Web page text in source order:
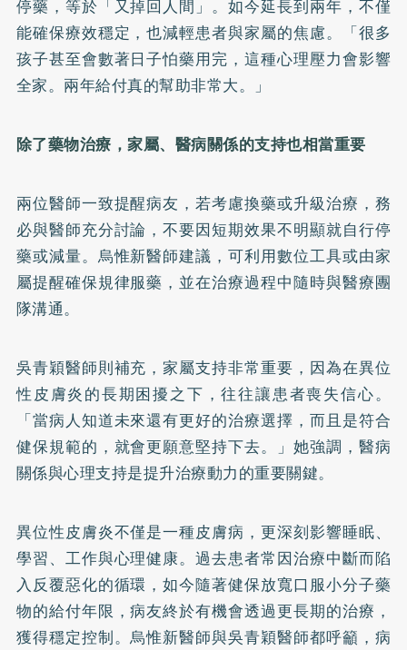
停藥，等於「又掉回人間」。如今延長到兩年，不僅
能確保療效穩定，也減輕患者與家屬的焦慮。「很多
孩子甚至會數著日子怕藥用完，這種心理壓力會影響
全家。兩年給付真的幫助非常大。」
除了藥物治療，家屬、醫病關係的支持也相當重要
兩位醫師一致提醒病友，若考慮換藥或升級治療，務
必與醫師充分討論，不要因短期效果不明顯就自行停
藥或減量。烏惟新醫師建議，可利用數位工具或由家
屬提醒確保規律服藥，並在治療過程中隨時與醫療團
隊溝通。
吳青穎醫師則補充，家屬支持非常重要，因為在異位
性皮膚炎的長期困擾之下，往往讓患者喪失信心。
「當病人知道未來還有更好的治療選擇，而且是符合
健保規範的，就會更願意堅持下去。」她強調，醫病
關係與心理支持是提升治療動力的重要關鍵。
異位性皮膚炎不僅是一種皮膚病，更深刻影響睡眠、
學習、工作與心理健康。過去患者常因治療中斷而陷
入反覆惡化的循環，如今隨著健保放寬口服小分子藥
物的給付年限，病友終於有機會透過更長期的治療，
獲得穩定控制。烏惟新醫師與吳青穎醫師都呼籲，病